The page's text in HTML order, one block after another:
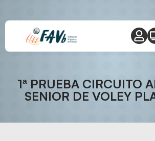
1ª PRUEBA CIRCUITO
SENIOR DE VOLEY